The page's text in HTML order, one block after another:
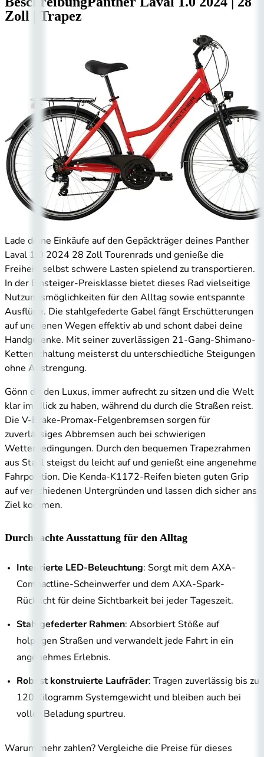
Zoll
Trapez
Lade deine Einkäufe auf den Gepäckträger deines Panther
Laval 1.0 2024 28 Zoll Tourenrads und genieße die
Freiheit, selbst schwere Lasten spielend zu transportieren.
In der Einsteiger-Preisklasse bietet dieses Rad vielseitige
Nutzungsmöglichkeiten für den Alltag sowie entspannte
Ausflüge. Die stahlgefederte Gabel fängt Erschütterungen
auf unebenen Wegen effektiv ab und schont dabei deine
Handgelenke. Mit seiner zuverlässigen 21-Gang-Shimano-
Kettenschaltung meisterst du unterschiedliche Steigungen
ohne Anstrengung.
Gönn dir den Luxus, immer aufrecht zu sitzen und die Welt
klar im Blick zu haben, während du durch die Straßen reist.
Die V-Brake-Promax-Felgenbremsen sorgen für
zuverlässiges Abbremsen auch bei schwierigen
Wetterbedingungen. Durch den bequemen Trapezrahmen
aus Stahl steigst du leicht auf und genießt eine angenehme
Fahrposition. Die Kenda-K1172-Reifen bieten guten Grip
auf verschiedenen Untergründen und lassen dich sicher ans
Ziel kommen.
Durchdachte Ausstattung für den Alltag
Integrierte LED-Beleuchtung: Sorgt mit dem AXA-
Compactline-Scheinwerfer und dem AXA-Spark-
Rücklicht für deine Sichtbarkeit bei jeder Tageszeit.
Stahlgefederter Rahmen: Absorbiert Stöße auf
holprigen Straßen und verwandelt jede Fahrt in ein
angenehmes Erlebnis.
Robust konstruierte Laufräder: Tragen zuverlässig bis zu
120 Kilogramm Systemgewicht und bleiben auch bei
voller Beladung spurtreu.
Warum mehr zahlen? Vergleiche die Preise für dieses